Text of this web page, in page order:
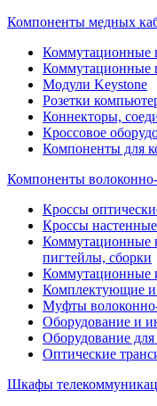
Компоненты медных
Коммутационные
Коммутационные
Модули Keystone
Розетки
Коннекторы,
Кроссовое
Компоненты для
Компоненты
Кроссы
Кроссы
Коммутационные
пигтейлы, сборки
Коммутационные
Комплектующие
Муфты
Оборудование и
Оборудование
Оптические
Шкафы